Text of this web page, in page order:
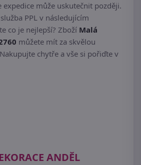
expedice může uskutečnit později.
PPL v následujícím
co je nejlepší? Zboží Malá
můžete mít za skvělou
chytře a vše si pořiďte v
ANDĚL